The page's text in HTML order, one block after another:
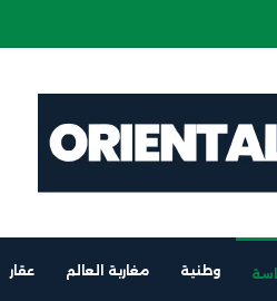
بين برشلونة والناظور
وطنية مغاربة العالم عقار